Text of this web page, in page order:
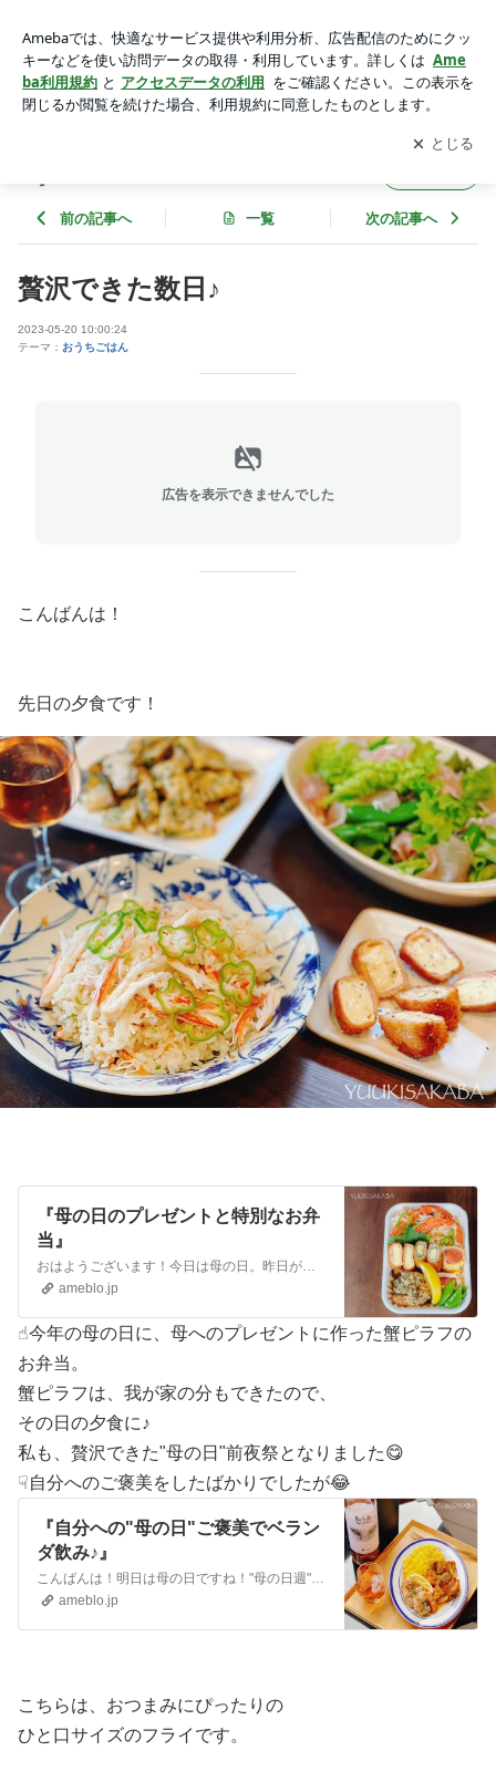
アプリをダウンロードして ブログの更新通知
を受け取りまし
ょう。
開く
前の記事へ 一覧 次の記事へ
贅沢できた数日♪
2023-05-20 10:00:24
テーマ： おうちごはん
広告を表示できませんでした
こんばんは！
先日の夕食です！
『母の日のプレゼントと特別なお弁
当』
おはようございます！今日は母の日。昨日が休みだったので、実家の母へお弁当を持っていきました🍱母の日仕様で、蟹ピラフを詰めて特別感😊炊飯器で簡単にできる蟹ピ…
ameblo.jp
☝︎今年の母の日に、母へのプレゼントに作った蟹ピラフの
お弁当。
蟹ピラフは、我が家の分もできたので、
その日の夕食に♪
私も、贅沢できた"母の日"前夜祭となりました😋
☟自分へのご褒美をしたばかりでしたが😂
『自分への"母の日"ご褒美でベラン
ダ飲み♪』
こんばんは！明日は母の日ですね！"母の日週"と言うことで、何かにつけて「今週は母の日だから良いよね👌」と、自分を甘やかした1週間😂例えば1日1缶と決めてい…
ameblo.jp
こちらは、おつまみにぴったりの
ひと口サイズのフライです。